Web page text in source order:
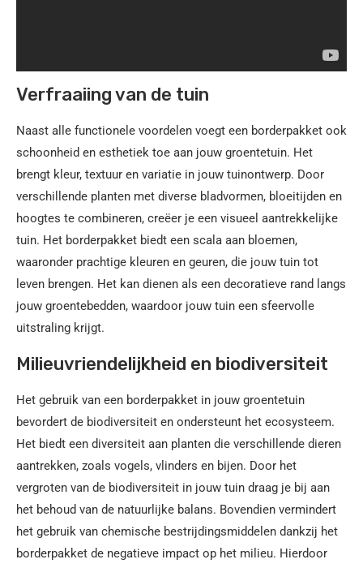
Verfraaiing van de tuin
Naast alle functionele voordelen voegt een borderpakket ook
schoonheid en esthetiek toe aan jouw groentetuin. Het
brengt kleur, textuur en variatie in jouw tuinontwerp. Door
verschillende planten met diverse bladvormen, bloeitijden en
hoogtes te combineren, creëer je een visueel aantrekkelijke
tuin. Het borderpakket biedt een scala aan bloemen,
waaronder prachtige kleuren en geuren, die jouw tuin tot
leven brengen. Het kan dienen als een decoratieve rand langs
jouw groentebedden, waardoor jouw tuin een sfeervolle
uitstraling krijgt.
Milieuvriendelijkheid en biodiversiteit
Het gebruik van een borderpakket in jouw groentetuin
bevordert de biodiversiteit en ondersteunt het ecosysteem.
Het biedt een diversiteit aan planten die verschillende dieren
aantrekken, zoals vogels, vlinders en bijen. Door het
vergroten van de biodiversiteit in jouw tuin draag je bij aan
het behoud van de natuurlijke balans. Bovendien vermindert
het gebruik van chemische bestrijdingsmiddelen dankzij het
borderpakket de negatieve impact op het milieu. Hierdoor